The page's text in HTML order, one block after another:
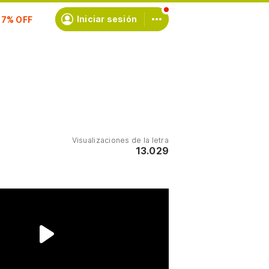
Iniciar sesión
Visualizaciones de la letra
13.029